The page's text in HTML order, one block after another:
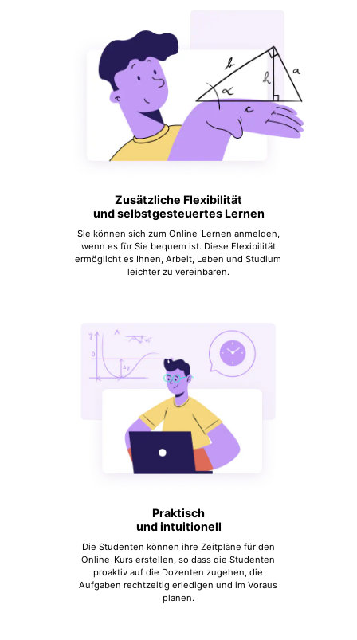
Zusätzliche Flexibilität
und selbstgesteuertes Lernen
Sie können sich zum Online-Lernen anmelden,
wenn es für Sie bequem ist. Diese Flexibilität
ermöglicht es Ihnen, Arbeit, Leben und Studium
leichter zu vereinbaren.
Praktisch
und intuitionell
Die Studenten können ihre Zeitpläne für den
Online-Kurs erstellen, so dass die Studenten
proaktiv auf die Dozenten zugehen, die
Aufgaben rechtzeitig erledigen und im Voraus
planen.